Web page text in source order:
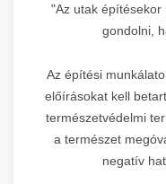
"Az utak építésekor
gondolni,
Az építési
előírásokat kell
természetvédelmi
a természet
negatív